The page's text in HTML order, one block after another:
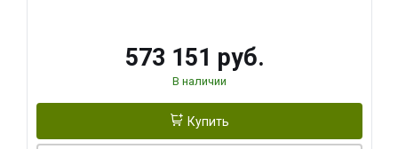
573 151 руб.
В наличии
Купить